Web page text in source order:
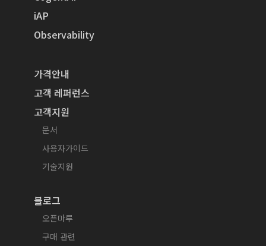
iAP
Observability
가격안내
고객 레퍼런스
고객지원
문서
사용자가이드
기술지원
블로그
오픈마루
구매 관련